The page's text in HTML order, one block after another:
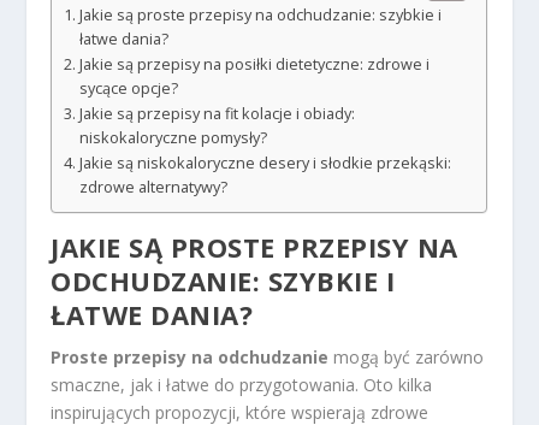
Jakie są proste przepisy na odchudzanie: szybkie i
łatwe dania?
Jakie są przepisy na posiłki dietetyczne: zdrowe i
sycące opcje?
Jakie są przepisy na fit kolacje i obiady:
niskokaloryczne pomysły?
Jakie są niskokaloryczne desery i słodkie przekąski:
zdrowe alternatywy?
JAKIE SĄ PROSTE PRZEPISY NA
ODCHUDZANIE: SZYBKIE I
ŁATWE DANIA?
Proste przepisy na odchudzanie mogą być zarówno
smaczne, jak i łatwe do przygotowania. Oto kilka
inspirujących propozycji, które wspierają zdrowe